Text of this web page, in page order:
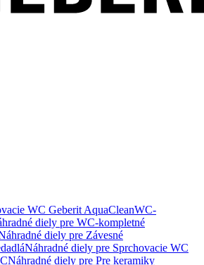
WC Geberit AquaCleanWC-
diely pre WC-kompletné
diely pre Závesné
Náhradné diely pre Sprchovacie WC
Náhradné diely pre Pre keramiky